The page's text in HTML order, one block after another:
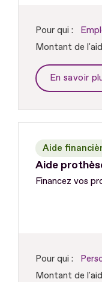
Pour qui :
Montant de
En savoir
Aide
Aide
Financez vos
Pour qui :
Montant de